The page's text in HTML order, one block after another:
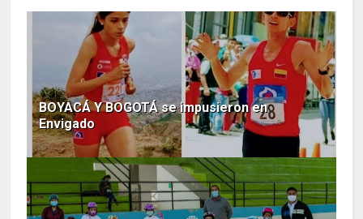
BOYACÁ Y BOGOTÁ se impusieron en
Envigado